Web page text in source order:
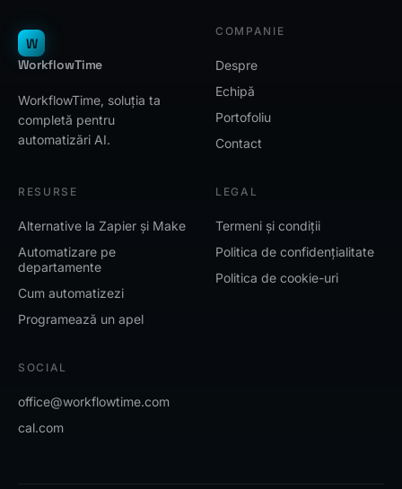
W
WorkflowTime
WorkflowTime, soluția ta
completă pentru
automatizări AI.
COMPANIE
Despre
Echipă
Portofoliu
Contact
RESURSE
Alternative la Zapier și Make
Automatizare pe
departamente
Cum automatizezi
Programează un apel
LEGAL
Termeni și condiții
Politica de confidențialitate
Politica de cookie-uri
SOCIAL
office@workflowtime.com
cal.com